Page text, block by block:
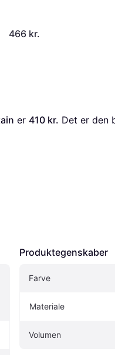
466 kr.
er 410 kr. Det er den
Produktegenskaber
Farve
Materiale
Volumen